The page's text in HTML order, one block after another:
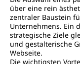
über eine rein
zentraler Baustein
Unternehmens. Ein
strategische Ziele
und gestalterische
Webseite.
Die wichtigsten